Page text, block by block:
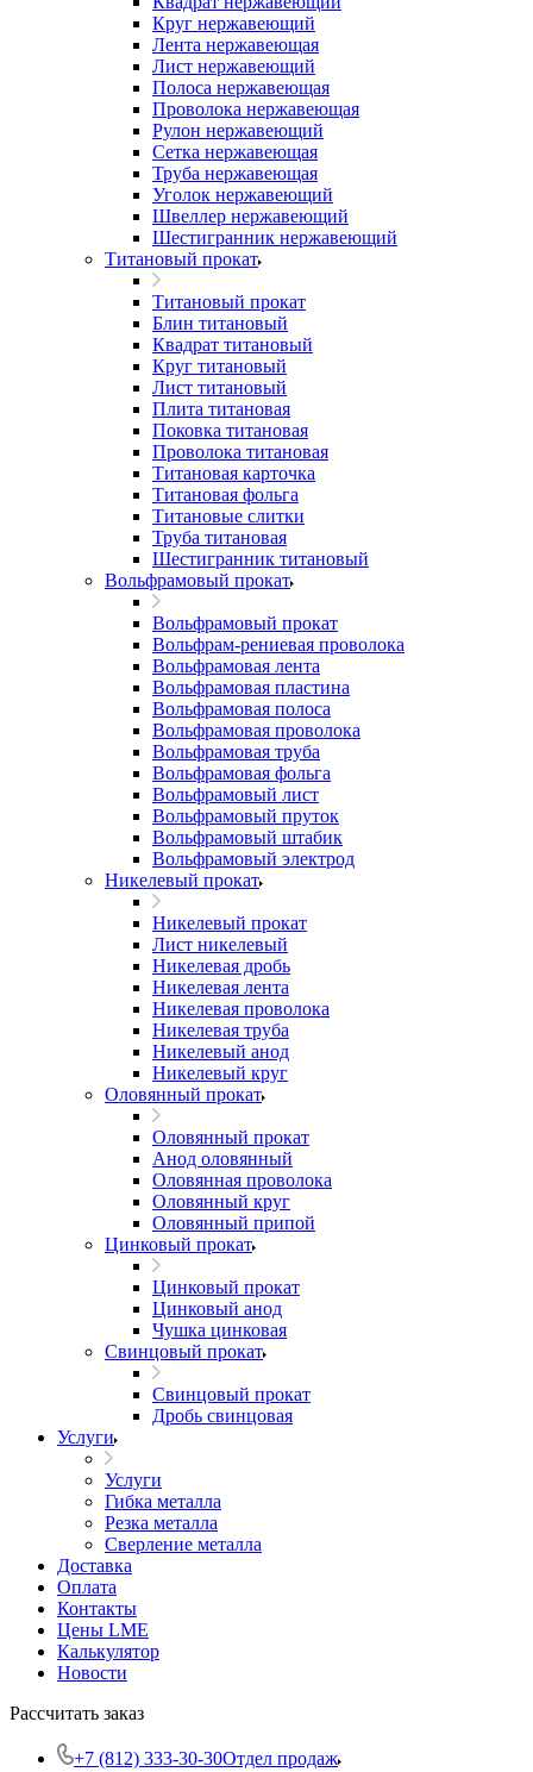
Круг нержавеющий
Лента нержавеющая
Лист нержавеющий
Полоса нержавеющая
Проволока нержавеющая
Рулон нержавеющий
Сетка нержавеющая
Труба нержавеющая
Уголок нержавеющий
Швеллер нержавеющий
Шестигранник нержавеющий
Титановый прокат
Титановый прокат
Блин титановый
Квадрат титановый
Круг титановый
Лист титановый
Плита титановая
Поковка титановая
Проволока титановая
Титановая карточка
Титановая фольга
Титановые слитки
Труба титановая
Шестигранник титановый
Вольфрамовый прокат
Вольфрамовый прокат
Вольфрам-рениевая проволока
Вольфрамовая лента
Вольфрамовая пластина
Вольфрамовая полоса
Вольфрамовая проволока
Вольфрамовая труба
Вольфрамовая фольга
Вольфрамовый лист
Вольфрамовый пруток
Вольфрамовый штабик
Вольфрамовый электрод
Никелевый прокат
Никелевый прокат
Лист никелевый
Никелевая дробь
Никелевая лента
Никелевая проволока
Никелевая труба
Никелевый анод
Никелевый круг
Оловянный прокат
Оловянный прокат
Анод оловянный
Оловянная проволока
Оловянный круг
Оловянный припой
Цинковый прокат
Цинковый прокат
Цинковый анод
Чушка цинковая
Свинцовый прокат
Свинцовый прокат
Дробь свинцовая
Услуги
Услуги
Гибка металла
Резка металла
Сверление металла
Доставка
Оплата
Контакты
Цены LME
Калькулятор
Новости
Рассчитать заказ
+7 (812) 333-30-30Отдел продаж